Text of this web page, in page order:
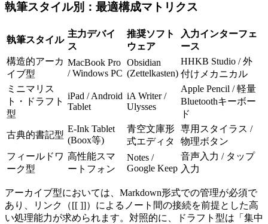
執筆スタイル別：最適構成マトリクス
執筆スタイル
主力デバイ
ス
推奨ソフト
ウェア
入力インターフェ
ース
構造的アーカ
イブ型
MacBook Pro
/ Windows PC
Obsidian
(Zettelkasten)
HHKB Studio / 外
付けメカニカル
ミニマリス
ト・ドラフト
型
iPad / Android
Tablet
iA Writer /
Ulysses
Apple Pencil / 軽量
Bluetoothキーボー
ド
古典的書記型
E-Ink Tablet
(Boox等)
青空文庫形
式エディタ
専用スタイラス /
物理ボタン
フィールドワ
ーク型
高性能スマ
ートフォン
Notes /
Google Keep
音声入力 / タップ
入力
アーカイブ型においては、Markdown形式での管理が必須で
あり、リンク（[[ ]]）によるノート間の接続を前提とした高
い処理能力が求められます。対照的に、ドラフト型は「集中